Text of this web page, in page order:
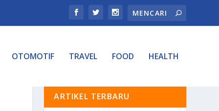
OTOMOTIF TRAVEL FOOD HEALTH
ARTIKEL TERBARU